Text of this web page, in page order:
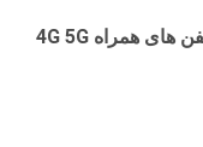
TW4502 دستگاه نقطه گرم سیگنال با تلفن های همراه 4G 5G